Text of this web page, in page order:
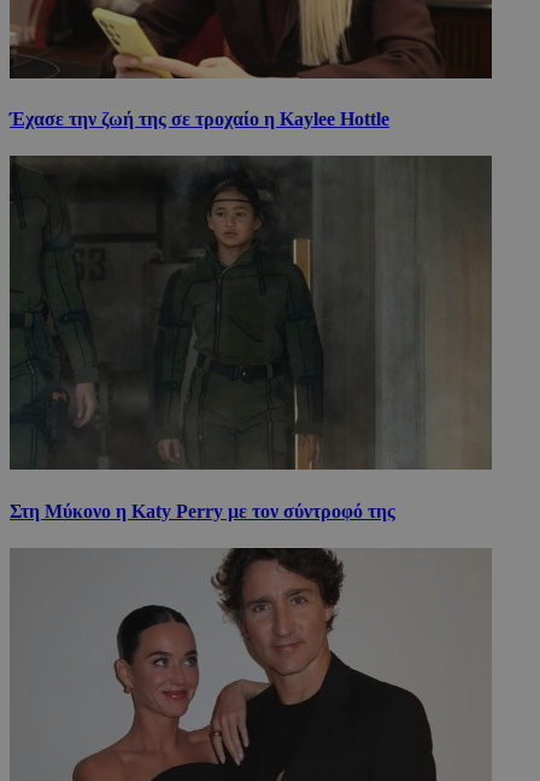
Έχασε την ζωή της σε τροχαίο η Kaylee Hottle
Στη Μύκονο η Katy Perry με τον σύντροφό της